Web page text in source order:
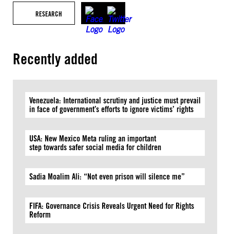
RESEARCH
Recently added
Venezuela: International scrutiny and justice must prevail
in face of government’s efforts to ignore victims’ rights
USA: New Mexico Meta ruling an important
step towards safer social media for children
Sadia Moalim Ali: “Not even prison will silence me”
FIFA: Governance Crisis Reveals Urgent Need for Rights
Reform